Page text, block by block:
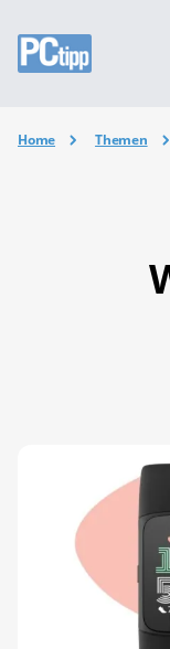
Home Themen